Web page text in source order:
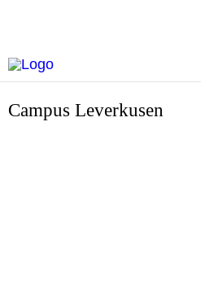
Campus Leverkusen